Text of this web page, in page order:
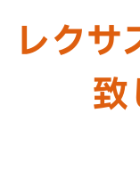
レクサ
致